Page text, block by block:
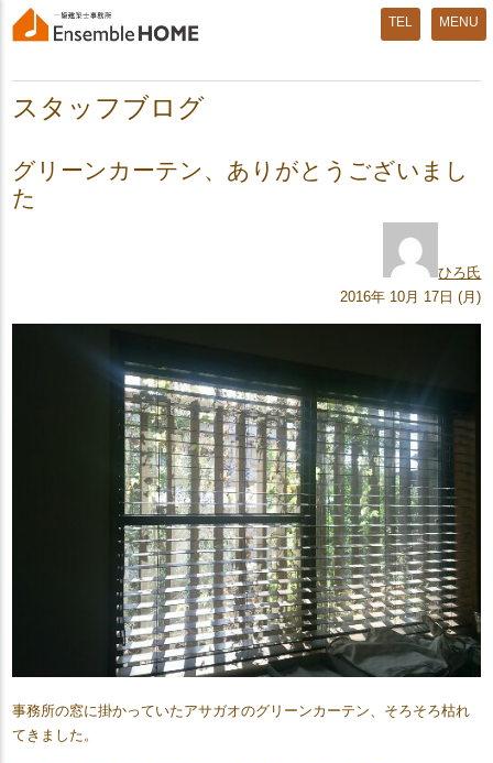
MENU
スタッフブログ
グリーンカーテン、ありがとうございまし
た
ひろ氏
2016年 10月 17日 (月)
事務所の窓に掛かっていたアサガオのグリーンカーテン、そろそろ枯れ
てきました。